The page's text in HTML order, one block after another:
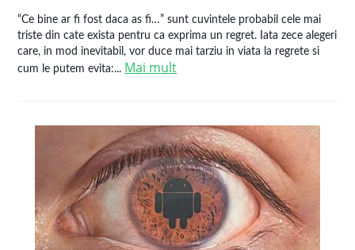
“Ce bine ar fi fost daca as fi…” sunt cuvintele probabil cele mai
triste din cate exista pentru ca exprima un regret. Iata zece alegeri
care, in mod inevitabil, vor duce mai tarziu in viata la regrete si
cum le putem evita:... Mai mult